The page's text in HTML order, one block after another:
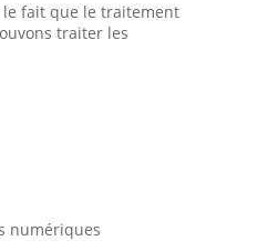
le fait que le traitement
traiter les
numériques